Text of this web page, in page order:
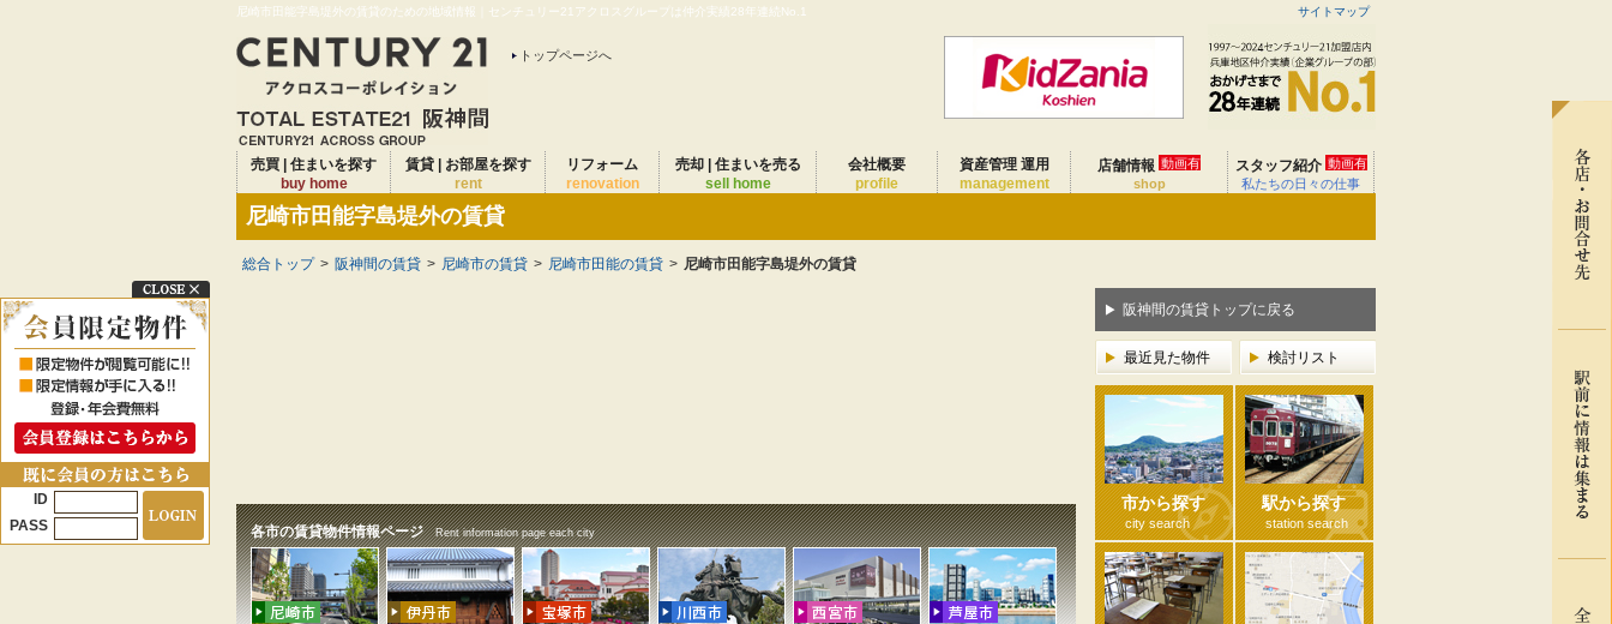
尼崎市田能字島堤外の賃貸のための地域情報｜センチュリー21アクロスグループは仲介実績28年連続No.1 サイトマップ
トップページへ
売買 | 住まいを探す
buy home
賃貸 | お部屋を探す
rent
リフォーム
renovation
売却 | 住まいを売る
sell home
会社概要
profile
資産管理 運用
management
店舗情報 動画有
shop
スタッフ紹介 動画有
私たちの日々の仕事
尼崎市田能字島堤外の賃貸
総合トップ > 阪神間の賃貸 > 尼崎市の賃貸 > 尼崎市田能の賃貸 > 尼崎市田能字島堤外の賃貸
各市の賃貸物件情報ページ Rent information page each city
阪神間の賃貸トップに戻る
最近見た物件 検討リスト
市から探す
city search
駅から探す
station search
ID
PASS